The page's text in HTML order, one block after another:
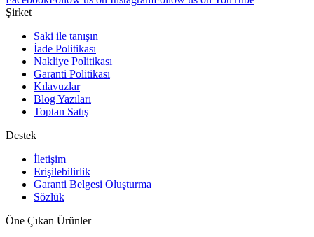
Şirket
Saki ile tanışın
İade Politikası
Nakliye Politikası
Garanti Politikası
Kılavuzlar
Blog Yazıları
Toptan Satış
Destek
İletişim
Erişilebilirlik
Garanti Belgesi Oluşturma
Sözlük
Öne Çıkan Ürünler